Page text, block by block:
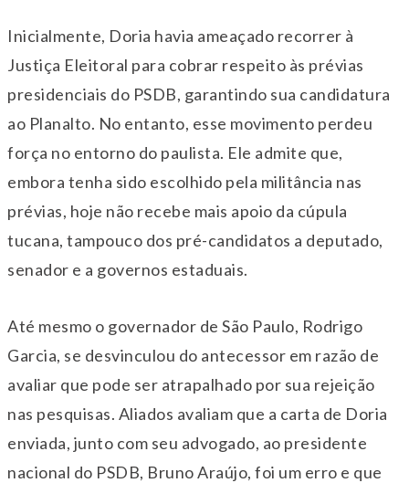
Inicialmente, Doria havia ameaçado recorrer à
Justiça Eleitoral para cobrar respeito às prévias
presidenciais do PSDB, garantindo sua candidatura
ao Planalto. No entanto, esse movimento perdeu
força no entorno do paulista. Ele admite que,
embora tenha sido escolhido pela militância nas
prévias, hoje não recebe mais apoio da cúpula
tucana, tampouco dos pré-candidatos a deputado,
senador e a governos estaduais.
Até mesmo o governador de São Paulo, Rodrigo
Garcia, se desvinculou do antecessor em razão de
avaliar que pode ser atrapalhado por sua rejeição
nas pesquisas. Aliados avaliam que a carta de Doria
enviada, junto com seu advogado, ao presidente
nacional do PSDB, Bruno Araújo, foi um erro e que